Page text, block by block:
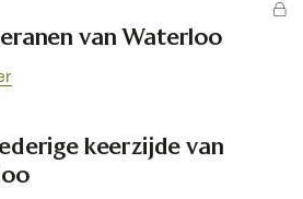
van Waterloo
keerzijde van